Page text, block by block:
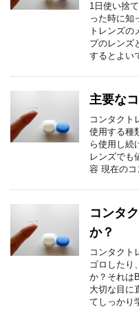
1日使い捨
った時に知
トレンズの
プのレンズ
するとよい
主要な
コンタクト
使用する種
ら使用し続
レンズでも
容 現在のコ
コンタ
か？
コンタクト
ゴロしたり
か？それは
大切な目に
てしっかり